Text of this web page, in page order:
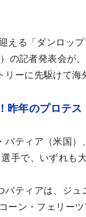
える「ダンロッ
の記者発表会が
ーに先駆けて海
昨年のプロテス
バティア（米国
手で、いずれも
バティアは、ジ
ーン・フェリー